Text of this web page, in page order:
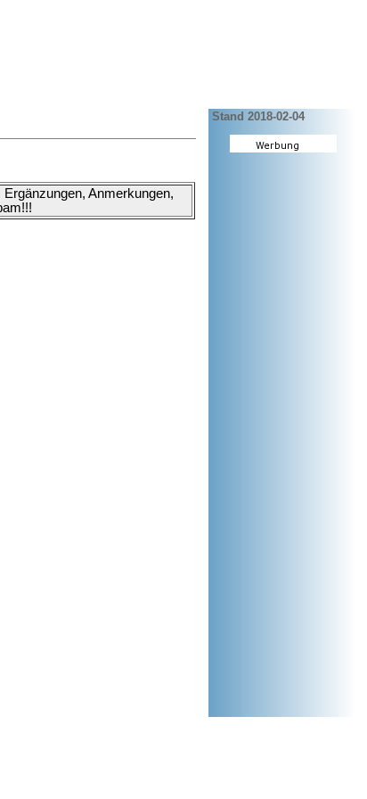
Anmerkungen,
Stand 2018-02-04